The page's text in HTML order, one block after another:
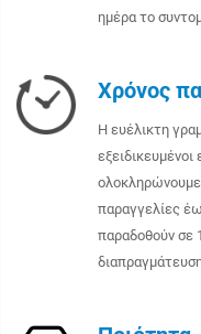
ημέρα το
Χρόνος
Η ευέλικτη
παραγγελίες
παραδοθούν σε